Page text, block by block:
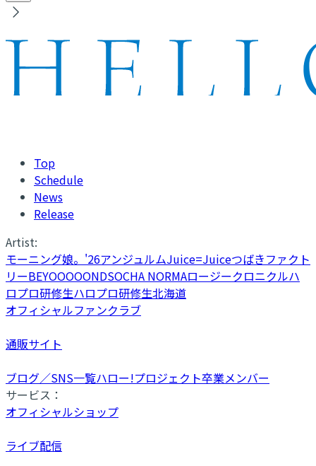
Top
Schedule
News
Release
Artist:
モーニング娘。'26アンジュルムJuice=Juiceつばきファクト
リーBEYOOOOONDSOCHA NORMAロージークロニクルハ
ロプロ研修生ハロプロ研修生北海道
オフィシャルファンクラブ
通販サイト
ブログ／SNS一覧ハロー!プロジェクト卒業メンバー
サービス：
オフィシャルショップ
ライブ配信